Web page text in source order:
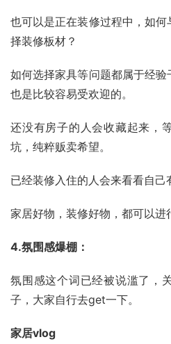
也可以是正在装修过程中，如
择装修板材？
如何选择家具等问题都属于经
也是比较容易受欢迎的。
还没有房子的人会收藏起来，
坑，纯粹贩卖希望。
已经装修入住的人会来看看自己
家居好物，装修好物，都可以进
4.氛围感爆棚：
氛围感这个词已经被说滥了，
子，大家自行去get一下。
家居vlog